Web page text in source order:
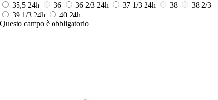
35,5 24h 36 36 2/3 24h 37 1/3 24h 38
38 2/3
39 1/3 24h 40 24h
Questo campo è obbligatorio